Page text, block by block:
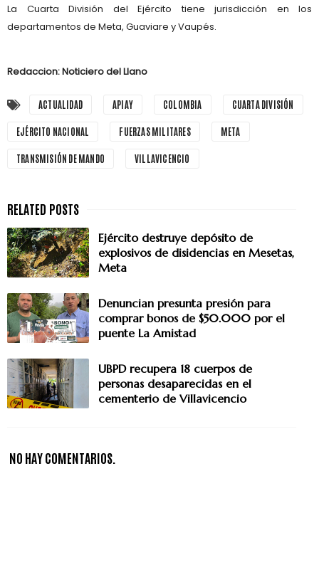
La Cuarta División del Ejército tiene jurisdicción en los
departamentos de Meta, Guaviare y Vaupés.
Redaccion: Noticiero del Llano
ACTUALIDAD APIAY COLOMBIA CUARTA DIVISIÓN
EJÉRCITO NACIONAL FUERZAS MILITARES META
TRANSMISIÓN DE MANDO VILLAVICENCIO
Ejército destruye depósito de
explosivos de disidencias en Mesetas,
Meta
Denuncian presunta presión para
comprar bonos de $50.000 por el
puente La Amistad
UBPD recupera 18 cuerpos de
personas desaparecidas en el
cementerio de Villavicencio
NO HAY COMENTARIOS.